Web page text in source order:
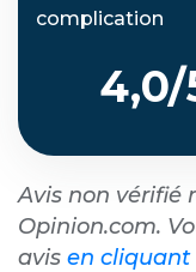
complication
4,0/
Avis non vérifié
Opinion.com.
avis en cliquant